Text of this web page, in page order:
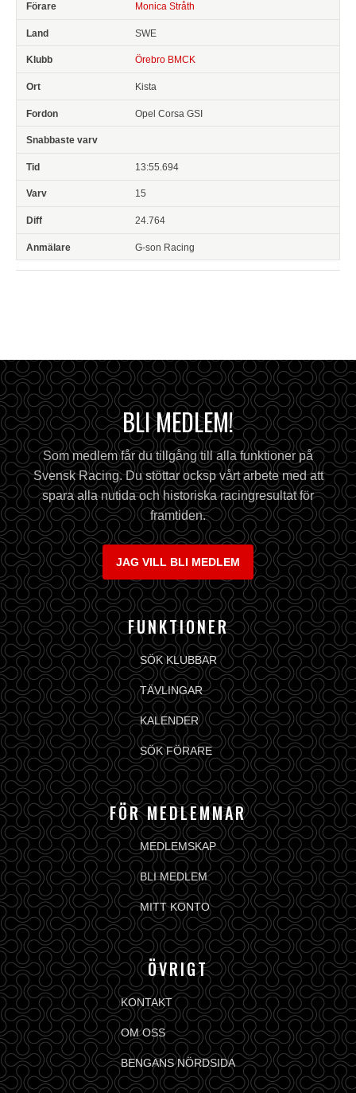
Monica Stråth
SWE
Örebro BMCK
Kista
Opel Corsa GSI
13:55.694
15
24.764
G-son Racing
BLI MEDLEM!
Som medlem får du tillgång till alla funktioner på
Svensk Racing. Du stöttar ocksp vårt arbete med att
spara alla nutida och historiska racingresultat för
framtiden.
JAG VILL BLI MEDLEM
FUNKTIONER
SÖK KLUBBAR
TÄVLINGAR
KALENDER
SÖK FÖRARE
FÖR MEDLEMMAR
MEDLEMSKAP
BLI MEDLEM
MITT KONTO
ÖVRIGT
KONTAKT
OM OSS
BENGANS NÖRDSIDA